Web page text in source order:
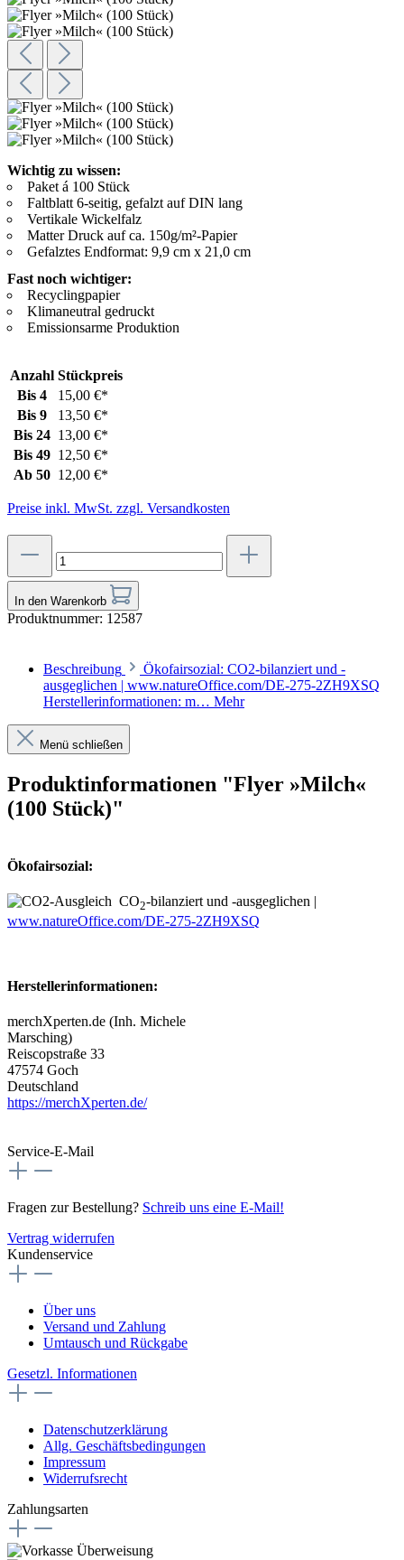
Wichtig zu wissen:
Paket á 100 Stück
Faltblatt 6-seitig, gefalzt auf DIN lang
Vertikale Wickelfalz
Matter Druck auf ca. 150g/m²-Papier
Gefalztes Endformat: 9,9 cm x 21,0 cm
Fast noch wichtiger:
Recyclingpapier
Klimaneutral gedruckt
Emissionsarme Produktion
Anzahl Stückpreis
Bis 4
15,00 €*
Bis 9
13,50 €*
Bis 24 13,00 €*
Bis 49 12,50 €*
Ab 50 12,00 €*
Preise inkl. MwSt. zzgl. Versandkosten
In den Warenkorb
Produktnummer: 12587
Beschreibung
Ökofairsozial: CO2-bilanziert und -
ausgeglichen | www.natureOffice.com/DE-275-2ZH9XSQ
Herstellerinformationen: m… Mehr
Menü schließen
Produktinformationen "Flyer »Milch«
(100 Stück)"
Ökofairsozial:
CO2-bilanziert und -ausgeglichen |
www.natureOffice.com/DE-275-2ZH9XSQ
Herstellerinformationen:
merchXperten.de (Inh. Michele
Marsching)
Reiscopstraße 33
47574 Goch
Deutschland
https://merchXperten.de/
Service-E-Mail
Fragen zur Bestellung? Schreib uns eine E-Mail!
Vertrag widerrufen
Kundenservice
Über uns
Versand und Zahlung
Umtausch und Rückgabe
Gesetzl. Informationen
Datenschutzerklärung
Allg. Geschäftsbedingungen
Impressum
Widerrufsrecht
Zahlungsarten